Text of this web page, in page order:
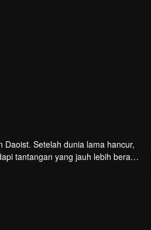
Setelah dunia lama hancur,
tantangan yang jauh lebih berat